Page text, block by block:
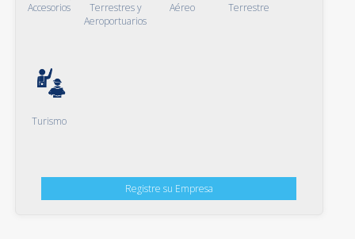
Accesorios
Terrestres y
Aeroportuarios
Aéreo
Terrestre
Turismo
Registre su Empresa